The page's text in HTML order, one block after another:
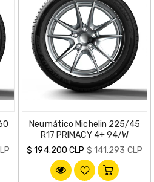
Neumático Michelin 225/45
R17 PRIMACY 4+ 94/W
Precio
habitual
$ 194.200 CLP $ 141.293 CLP